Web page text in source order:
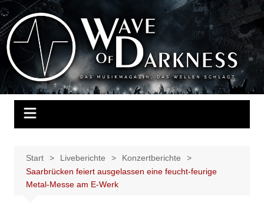
Zum
Inhalt
springen
Wave of Darkness
Das Musikmagazin, das Wellen schlägt. Konzerte, Festivals, Events,
Fotos, Termine, Interviews, Berichte, Musik
Start Liveberichte
Konzertberichte
Saarbrücken feiert ausgelassen eine feucht-feurige
Metal-Messe am E-Werk